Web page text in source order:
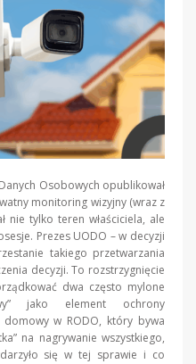
Osobowych opublikował
monitoring wizyjny (wraz z
nie tylko teren właściciela, ale
Prezes UODO – w decyzji
takiego przetwarzania
decyzji. To rozstrzygnięcie
dwa często mylone
jako element ochrony
w RODO, który bywa
na nagrywanie wszystkiego,
się w tej sprawie i co